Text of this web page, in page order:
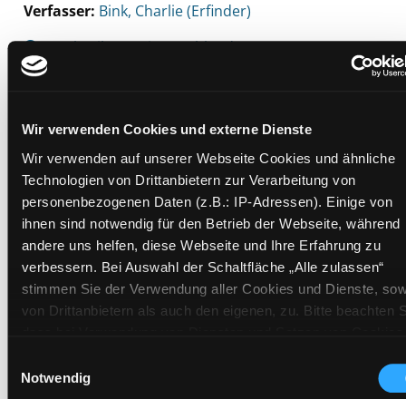
Wir verwenden Cookies und externe Dienste
Wir verwenden auf unserer Webseite Cookies und ähnliche
Technologien von Drittanbietern zur Verarbeitung von
personenbezogenen Daten (z.B.: IP-Adressen). Einige von
ihnen sind notwendig für den Betrieb der Webseite, während
andere uns helfen, diese Webseite und Ihre Erfahrung zu
verbessern. Bei Auswahl der Schaltfläche „Alle zulassen“
stimmen Sie der Verwendung aller Cookies und Dienste,
von Drittanbietern als auch den eigenen, zu. Bitte beachten
(Länder außerhalb des EWR ohne adäquates
Notwendig
Verfasser: Suche nach diesem Verfasser
Bink, Charlie (Erfinder)
Beschreibung ein-/ausblenden
Exemplare
Zweigstelle:Süd - Lauzilgasse
Signatur: SI.BRR TRE
Standort 2: Ausleihe
Status:Verfügbar
Vorbestellungen: 0
Frist: